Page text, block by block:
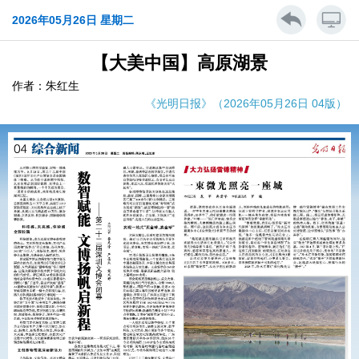
2026年05月26日 星期二
【大美中国】高原湖景
作者：朱红生
《光明日报》（2026年05月26日 04版）